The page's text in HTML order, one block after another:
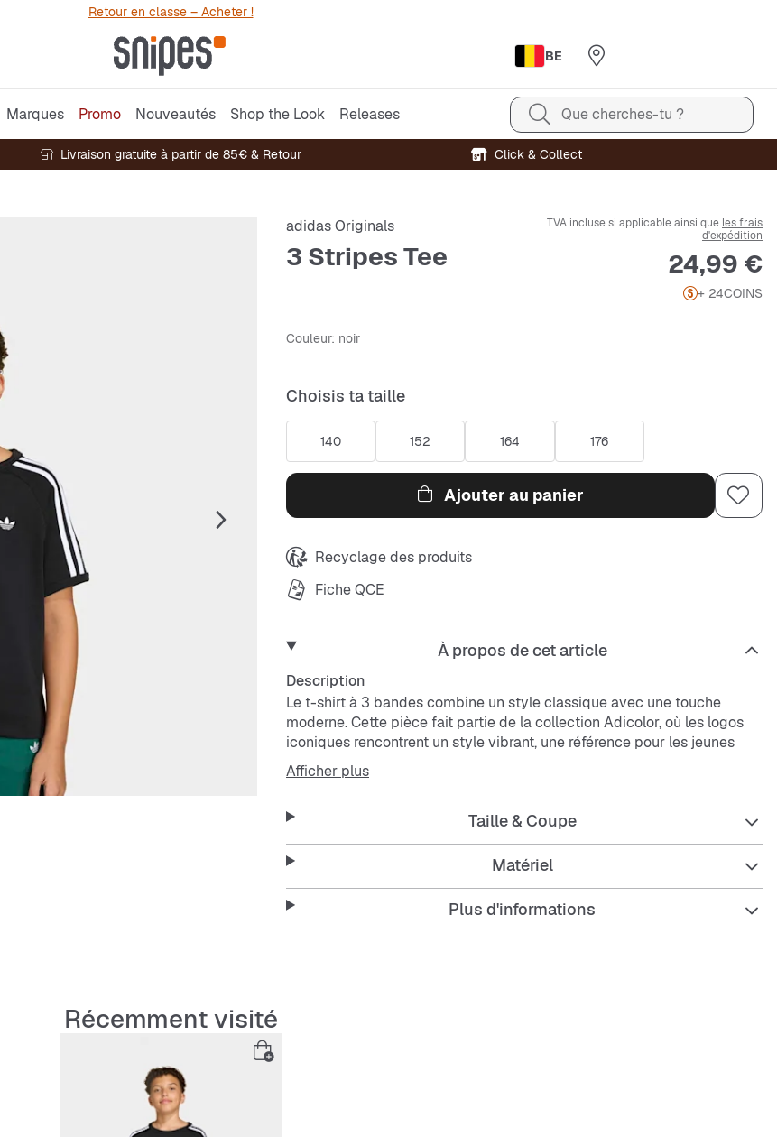
Retour en classe – Acheter !
BE
Marques Promo Nouveautés Shop the Look Releases Que cherches-tu ?
Livraison gratuite à partir de 85€ & Retour Click & Collect
adidas Originals
3 Stripes Tee
TVA incluse si applicable ainsi que les frais
d'expédition
Prix
24,99 €
+ 24COINS
Couleur: noir
Choisis ta taille
140 152 164 176
Ajouter au panier
Recyclage des produits
Fiche QCE
À propos de cet article
Description
Le t-shirt à 3 bandes combine un style classique avec une touche
moderne. Cette pièce fait partie de la collection Adicolor, où les logos
iconiques rencontrent un style vibrant, une référence pour les jeunes
prêts à s'exprimer avec confiance. Confectionnée en jersey de coton pur
et durable, la matière offre une sensation de douceur sur la peau, pour
que les enfants se sentent à l'aise pendant la récréation ou les activités
scolaires.Avec sa coupe standard et son encolure ras du cou, ce t-shirt
offre un look et un confort classiques pour une tenue casual, idéale au
quotidien. Le logo Trèfle brodé ajoute une touche authentique
décontractée, ce t-shirt est conçu pour suivre le mode de vie actif des
enfants. Célèbre l’esprit Originals et regarde-les s’épanouir avec adidas.
Afficher plus
Taille & Coupe
Matériel
Plus d'informations
Récemment visité